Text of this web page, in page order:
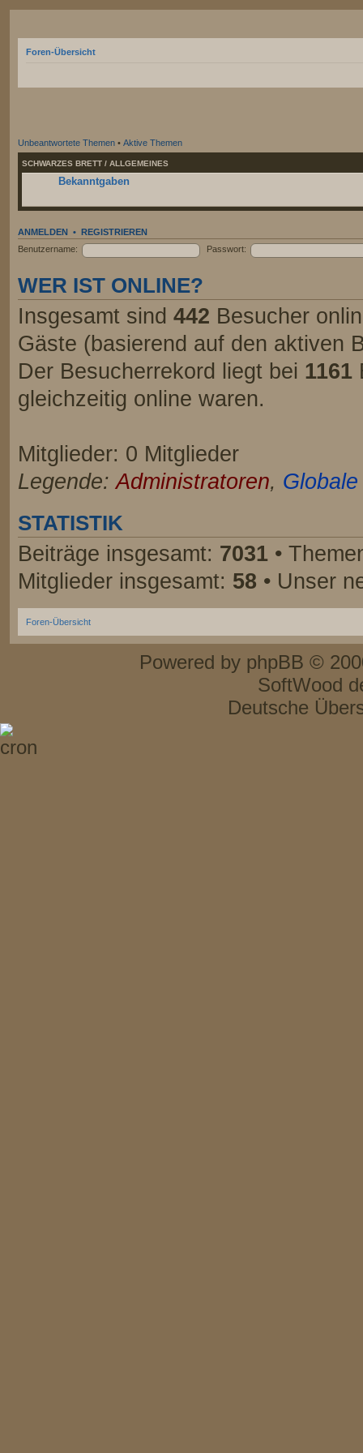
Foren-Übersicht
Unbeantwortete Themen • Aktive Themen
SCHWARZES BRETT / ALLGEMEINES
Bekanntgaben
ANMELDEN • REGISTRIEREN
Benutzername:
Passwort:
WER IST ONLINE?
Insgesamt sind 442 Besucher
Gäste (basierend auf den aktiven
Der Besucherrekord liegt bei 1161
gleichzeitig online waren.
Mitglieder: 0 Mitglieder
Legende:Administratoren,
STATISTIK
Beiträge insgesamt: 7031 •
Mitglieder insgesamt: 58 • Unser
Foren-Übersicht
Powered by phpBB ©
SoftWood
Deutsche